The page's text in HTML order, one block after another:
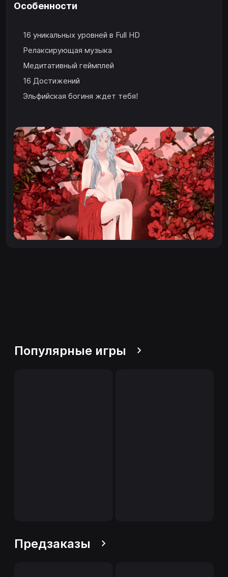
Особенности
16 уникальных уровней в Full HD
Релаксирующая музыка
Медитативный геймплей
16 Достижений
Эльфийская богиня ждет тебя!
Популярные игры
Предзаказы